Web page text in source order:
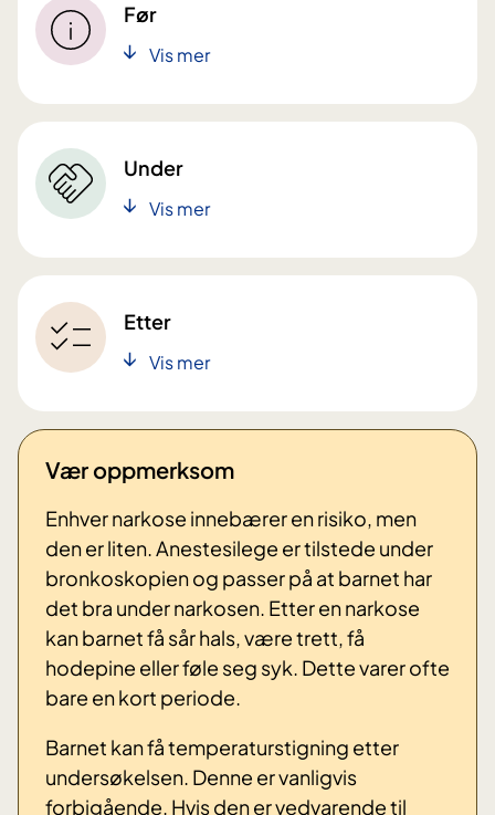
Før
Vis mer
Under
Vis mer
Etter
Vis mer
Vær oppmerksom
Enhver narkose innebærer en risiko, men
den er liten. Anestesilege er tilstede under
bronkoskopien og passer på at barnet har
det bra under narkosen. Etter en narkose
kan barnet få sår hals, være trett, få
hodepine eller føle seg syk. Dette varer ofte
bare en kort periode.
Barnet kan få temperaturstigning etter
undersøkelsen. Denne er vanligvis
forbigående. Hvis den er vedvarende til